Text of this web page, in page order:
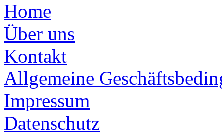
Home
Über uns
Kontakt
Allgemeine
Impressum
Datenschutz